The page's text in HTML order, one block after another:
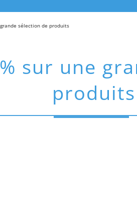
sélection de produits
sur une
produits